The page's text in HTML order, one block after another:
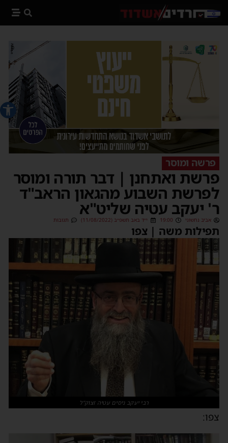
פתח
פרשה ומוסר
פרשת ואתחנן | דבר תורה ומוסר
לפרשת השבוע מהגאון הראב"ד
ר' יעקב עטיה שליט"א
אביב נחשוני 19:00 י״ד באב תשפ״ב (11/08/2022) תגובות
תפילות משה | צפו
רבי יעקב ניסים עטיה זצוק"ל
צפו: